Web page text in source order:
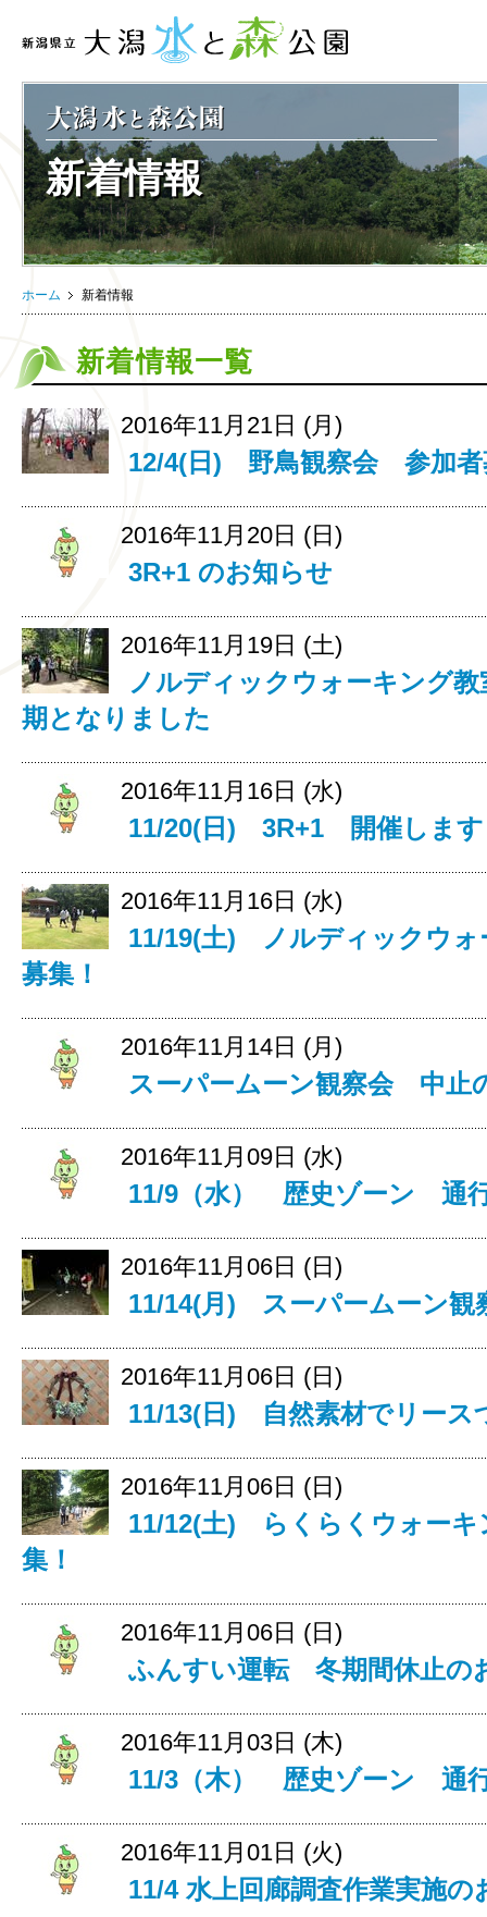
新着情報
ホーム 新着情報
新着情報一覧
2016年11月21日 (月)
12/4(日) 野鳥観察会 参加者
2016年11月20日 (日)
3R+1 のお知らせ
2016年11月19日 (土)
ノルディックウォーキング
期となりました
2016年11月16日 (水)
11/20(日) 3R+1 開催します
2016年11月16日 (水)
11/19(土) ノルディックウ
募集！
2016年11月14日 (月)
スーパームーン観察会 中止
2016年11月09日 (水)
11/9（水） 歴史ゾーン 通
2016年11月06日 (日)
11/14(月) スーパームーン
2016年11月06日 (日)
11/13(日) 自然素材でリー
2016年11月06日 (日)
11/12(土) らくらくウォー
集！
2016年11月06日 (日)
ふんすい運転 冬期間休止の
2016年11月03日 (木)
11/3（木） 歴史ゾーン 通
2016年11月01日 (火)
11/4 水上回廊調査作業実施の